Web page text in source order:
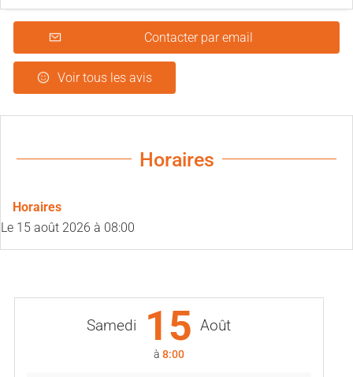
Contacter par email
Voir tous les avis
Horaires
Horaires
Le 15 août 2026 à 08:00
Samedi 15 Août
à 8:00